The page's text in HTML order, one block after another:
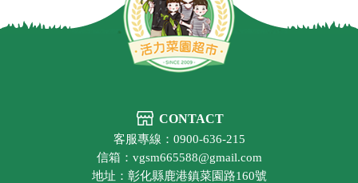
CONTACT
客服專線：0900-636-215
信箱：vgsm665588@gmail.com
地址：彰化縣鹿港鎮菜園路160號